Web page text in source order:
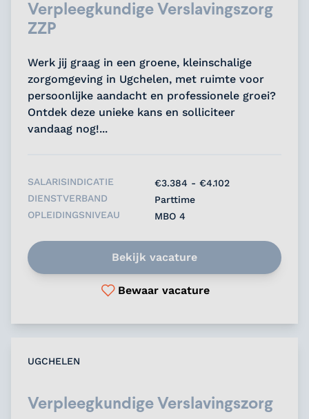
Verpleegkundige Verslavingszorg
ZZP
Werk jij graag in een groene, kleinschalige
zorgomgeving in Ugchelen, met ruimte voor
persoonlijke aandacht en professionele groei?
Ontdek deze unieke kans en solliciteer
vandaag nog!...
SALARISINDICATIE
€3.384 - €4.102
DIENSTVERBAND
Parttime
OPLEIDINGSNIVEAU
MBO 4
Bekijk vacature
Bewaar vacature
UGCHELEN
Verpleegkundige Verslavingszorg